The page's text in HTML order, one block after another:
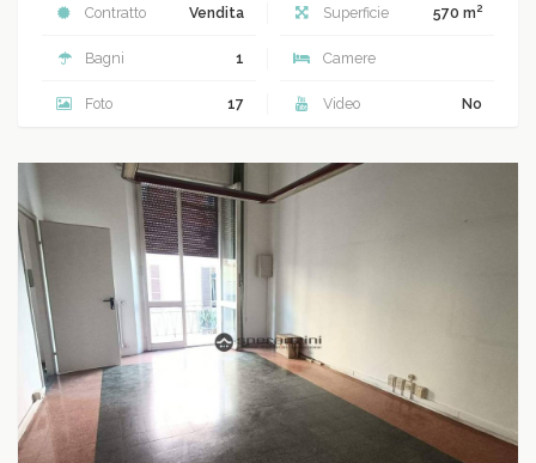
Contratto Vendita Superficie 570 m2
Bagni 1 Camere
Foto 17 Video No